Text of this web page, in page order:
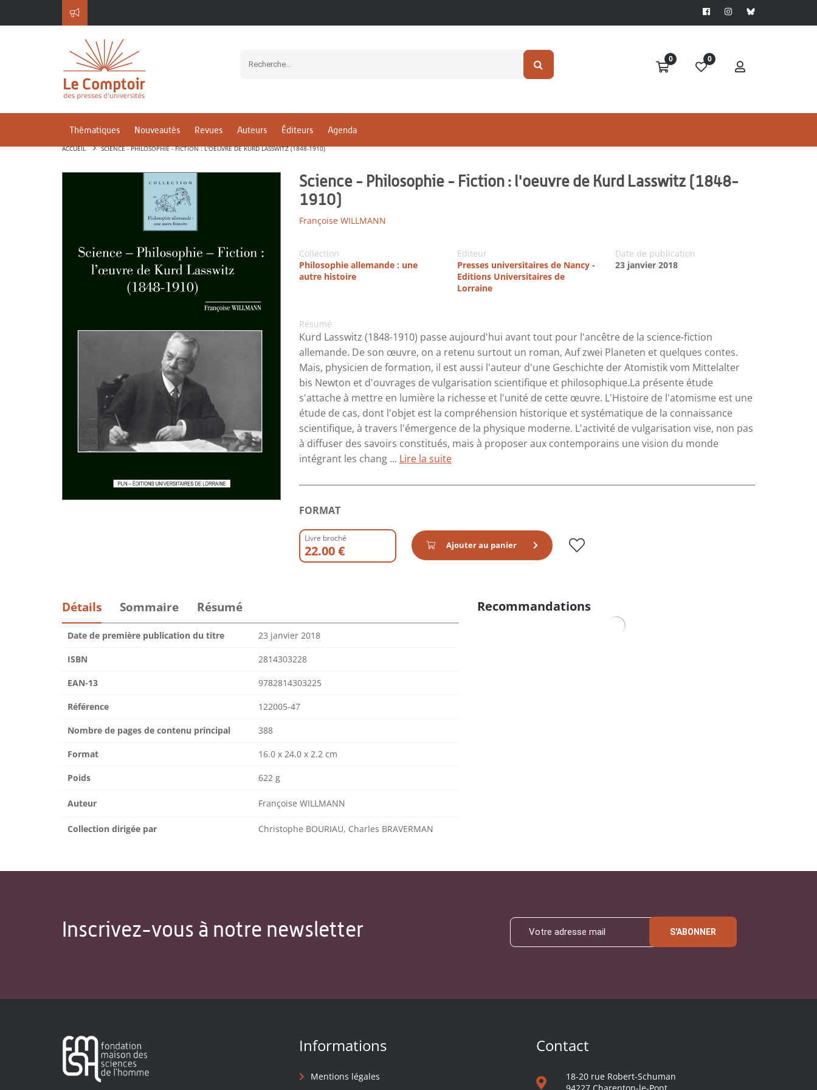
0 0
Thématiques Nouveautés Revues Auteurs Éditeurs Agenda
ACCUEIL SCIENCE - PHILOSOPHIE - FICTION : L'OEUVRE DE KURD LASSWITZ (1848-1910)
Science - Philosophie - Fiction : l'oeuvre de Kurd Lasswitz (1848-
1910)
Françoise WILLMANN
Collection
Philosophie allemande : une
autre histoire
Editeur
Presses universitaires de Nancy -
Editions Universitaires de
Lorraine
Date de publication
23 janvier 2018
Résumé
Kurd Lasswitz (1848-1910) passe aujourd'hui avant tout pour l'ancêtre de la science-fiction
allemande. De son œuvre, on a retenu surtout un roman, Auf zwei Planeten et quelques contes.
Mais, physicien de formation, il est aussi l'auteur d'une Geschichte der Atomistik vom Mittelalter
bis Newton et d'ouvrages de vulgarisation scientifique et philosophique.La présente étude
s'attache à mettre en lumière la richesse et l'unité de cette œuvre. L'Histoire de l'atomisme est une
étude de cas, dont l'objet est la compréhension historique et systématique de la connaissance
scientifique, à travers l'émergence de la physique moderne. L'activité de vulgarisation vise, non pas
à diffuser des savoirs constitués, mais à proposer aux contemporains une vision du monde
intégrant les chang ... Lire la suite
FORMAT
Livre broché
22.00 € Ajouter au panier
Détails Sommaire Résumé
Date de première publication du titre 23 janvier 2018
ISBN 2814303228
EAN-13 9782814303225
Référence 122005-47
Nombre de pages de contenu principal 388
Format 16.0 x 24.0 x 2.2 cm
Poids 622 g
Auteur Françoise WILLMANN
Collection dirigée par Christophe BOURIAU, Charles BRAVERMAN
Recommandations
Inscrivez-vous à notre newsletter S'ABONNER
Informations
Mentions légales
Contact
18-20 rue Robert-Schuman